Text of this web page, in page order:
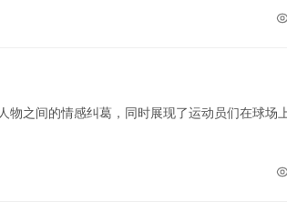
物之间的情感纠葛，同时展现了运动员们在球场